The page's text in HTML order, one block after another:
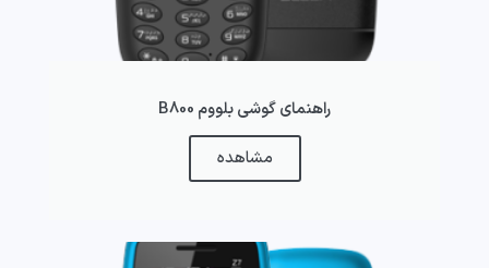
راهنمای گوشی بلووم B800
مشاهده